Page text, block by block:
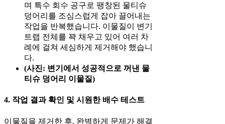
며 특수 회수 공구로 팽창된 물티슈
덩어리를 조심스럽게 잡아 끌어내는
작업을 반복했습니다. 이물질이 변기
트랩 전체를 꽉 채우고 있어 여러 차
례에 걸쳐 세심하게 제거해야 했습니
다.
(사진: 변기에서 성공적으로 꺼낸 물
티슈 덩어리 이물질)
4. 작업 결과 확인 및 시원한 배수 테스트
이물질을 제거한 후, 완벽하게 문제가 해결